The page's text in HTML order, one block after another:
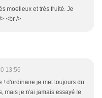
moelleux et très fruité. Je
<br />
13:56
! d'ordinaire je met toujours du
mais je n'ai jamais essayé le